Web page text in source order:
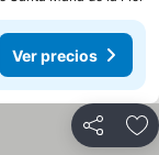
Ver precios
Compartir